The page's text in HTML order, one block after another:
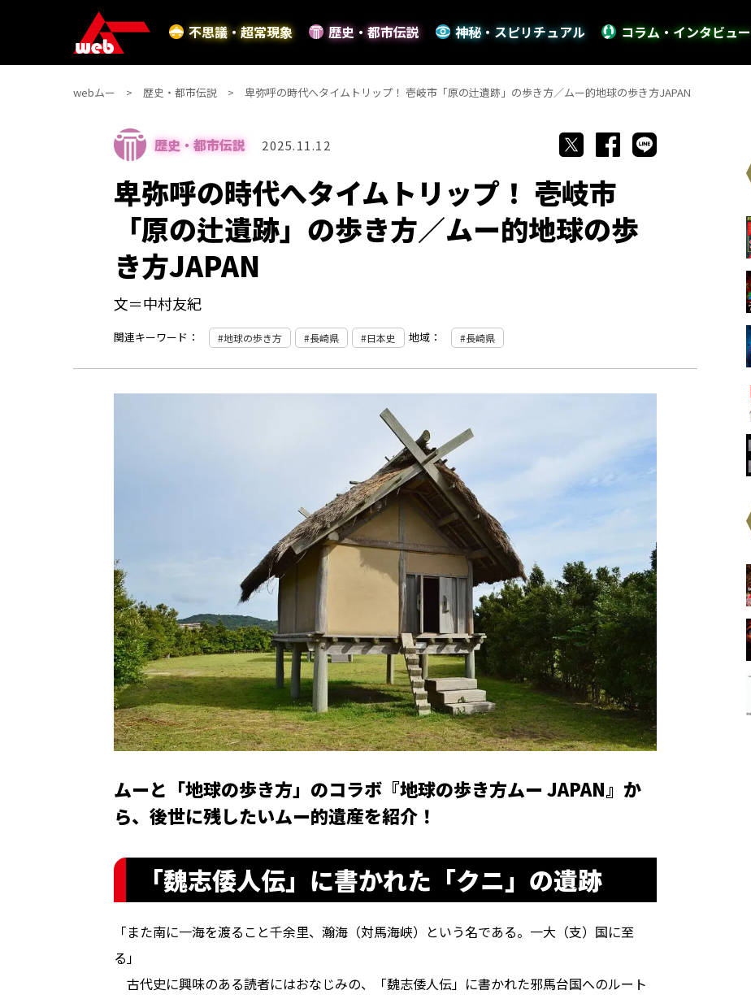
不思議・超常現象 歴史・都市伝説 神秘・スピリチュアル コラム・インタビュー
webムー 歴史・都市伝説 卑弥呼の時代へタイムトリップ！ 壱岐市「原の辻遺跡」の歩き方／ムー的地球の歩き方JAPAN
歴史・都市伝説 2025.11.12
卑弥呼の時代へタイムトリップ！ 壱岐市
「原の辻遺跡」の歩き方／ムー的地球の歩
き方JAPAN
文＝中村友紀
関連キーワード： 地球の歩き方 長崎県 日本史 地域： 長崎県
ムーと「地球の歩き方」のコラボ『地球の歩き方ムー JAPAN』か
ら、後世に残したいムー的遺産を紹介！
「魏志倭人伝」に書かれた「クニ」の遺跡
「また南に一海を渡ること千余里、瀚海（対馬海峡）という名である。一大（支）国に至
る」
古代史に興味のある読者にはおなじみの、「魏志倭人伝」に書かれた邪馬台国へのルート